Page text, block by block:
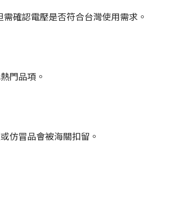
確認電壓是否符合台灣使用需求。
門品項。
仿冒品會被海關扣留。